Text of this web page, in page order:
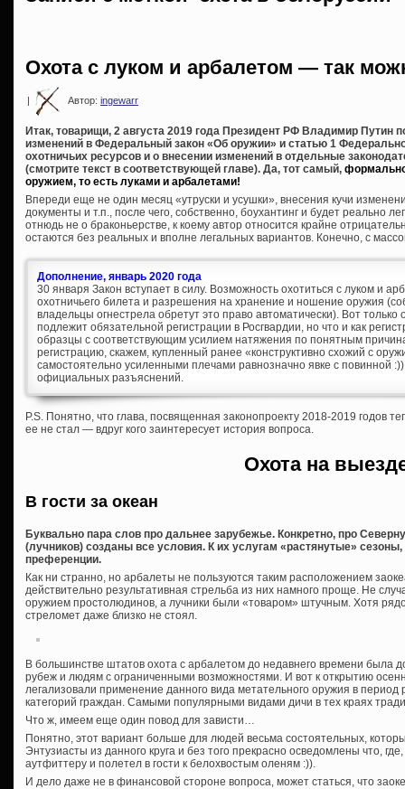
Охота с луком и арбалетом — так
| Автор: ingewarr
Итак, товарищи, 2 августа 2019 года Президент РФ Владимир
изменений в Федеральный закон «Об оружии» и статью 1
охотничьих ресурсов и о внесении изменений в отдельные
(смотрите текст в соответствующей главе). Да, тот самый,
оружием, то есть луками и арбалетами!
Впереди еще не один месяц «утруски и усушки», внесения кучи
документы и т.п., после чего, собственно, боухантинг и будет реально
отнюдь не о браконьерстве, к коему автор относится крайне
остаются без реальных и вполне легальных вариантов. Конечно, с
Дополнение, январь 2020 года
30 января Закон вступает в силу. Возможность охотиться с луком и
охотничьего билета и разрешения на хранение и ношение оружия
владельцы огнестрела обретут это право автоматически). Вот
подлежит обязательной регистрации в Росгвардии, но что и как
образцы с соответствующим усилием натяжения по понятным
регистрацию, скажем, купленный ранее «конструктивно схожий с
самостоятельно усиленными плечами равнозначно явке с повинной
официальных разъяснений.
P.S. Понятно, что глава, посвященная законопроекту 2018-2019 годов
ее не стал — вдруг кого заинтересует история вопроса.
Охота на
В гости за океан
Буквально пара слов про дальнее зарубежье. Конкретно, про
(лучников) созданы все условия. К их услугам «растянутые»
преференции.
Как ни странно, но арбалеты не пользуются таким расположением
действительно результативная стрельба из них намного проще. Не
оружием простолюдинов, а лучники были «товаром» штучным. Хотя
стреломет даже близко не стоял.
В большинстве штатов охота с арбалетом до недавнего времени была
рубеж и людям с ограниченными возможностями. И вот к открытию
легализовали применение данного вида метательного оружия в
категорий граждан. Самыми популярными видами дичи в тех краях
Что ж, имеем еще один повод для зависти…
Понятно, этот вариант больше для людей весьма состоятельных,
Энтузиасты из данного круга и без того прекрасно осведомлены что,
аутфиттеру и полетел в гости к белохвостым оленям :)).
И дело даже не в финансовой стороне вопроса, может статься, что